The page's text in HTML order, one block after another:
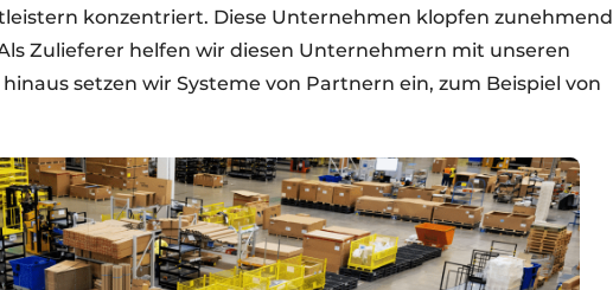
konzentriert. Diese Unternehmen klopfen zunehmend
Zulieferer helfen wir diesen Unternehmern mit unseren
setzen wir Systeme von Partnern ein, zum Beispiel von